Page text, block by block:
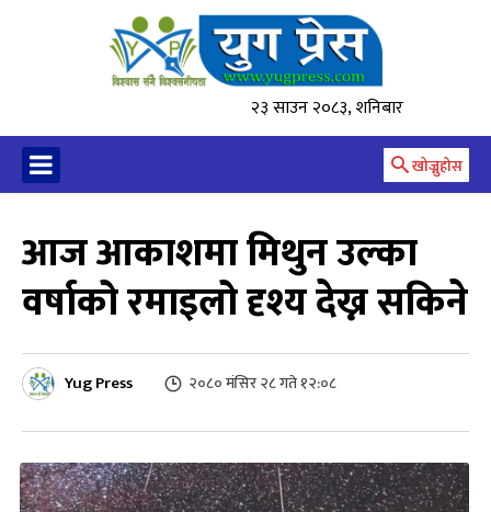
२३ साउन २०८३, शनिबार
खोज्नुहोस
आज आकाशमा मिथुन उल्का
वर्षाको रमाइलो दृश्य देख्न सकिने
Yug Press २०८० मंसिर २८ गते १२:०८